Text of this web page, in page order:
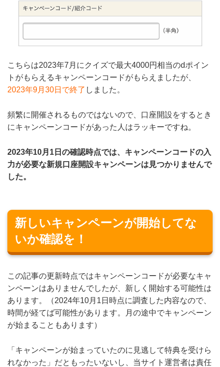
こちらは2023年7月にクイズで最大4000円相当のdポイン
トがもらえるキャンペーンコードがもらえましたが、
2023年9月30日で終了 しました。
頻繁に開催されるものではないので、口座開設をするとき
にキャンペーンコードがあった人はラッキーですね。
2023年10月1日の確認時点では、キャンペーンコードの入
力が必要な新規口座開設キャンペーンは見つかりませんで
した。
新しいキャンペーンが開始してな
いか確認を！
この記事の更新時点ではキャンペーンコードが必要なキャ
ンペーンはありませんでしたが、新しく開始する可能性は
あります。（2024年10月1日時点に調査した内容なので、
時間が経てば可能性があります。月の途中でキャンペーン
が始まることもあります）
「キャンペーンが始まっていたのに見逃して特典を受けら
れなかった」だともったいないし、当サイト運営者は責任